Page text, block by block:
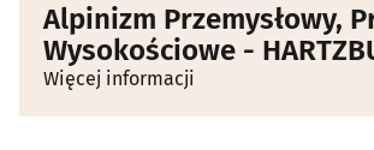
Alpinizm Przemysłowy,
Wysokościowe -
Więcej informacji